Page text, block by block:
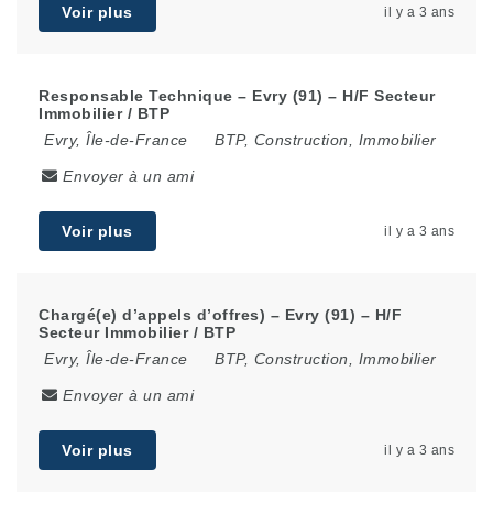
Voir plus il y a 3 ans
Responsable Technique – Evry (91) – H/F Secteur
Immobilier / BTP
Evry, Île-de-France BTP, Construction, Immobilier
Envoyer à un ami
Voir plus il y a 3 ans
Chargé(e) d’appels d’offres) – Evry (91) – H/F
Secteur Immobilier / BTP
Evry, Île-de-France BTP, Construction, Immobilier
Envoyer à un ami
Voir plus il y a 3 ans